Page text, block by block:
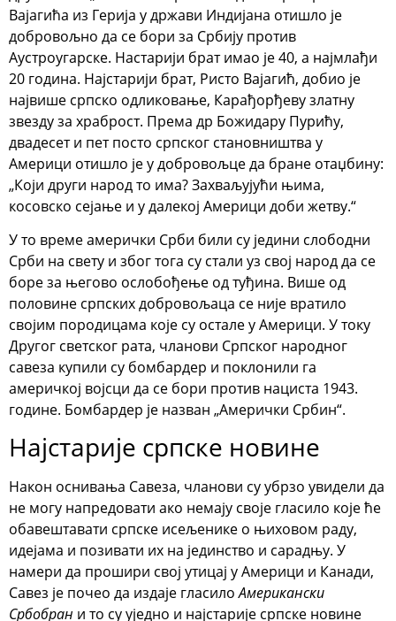
Вајагића из Герија у држави Индијана отишло је
добровољно да се бори за Србију против
Аустроугарске. Настарији брат имао је 40, а најмлађи
20 година. Најстарији брат, Ристо Вајагић, добио је
највише српско одликовање, Карађорђеву златну
звезду за храброст. Према др Божидару Пурићу,
двадесет и пет посто српског становништва у
Америци отишло је у добровољце да бране отаџбину:
„Који други народ то има? Захваљујући њима,
косовско сејање и у далекој Америци доби жетву.“
У то време амерички Срби били су једини слободни
Срби на свету и због тога су стали уз свој народ да се
боре за његово ослобођење од туђина. Више од
половине српских добровољаца се није вратило
својим породицама које су остале у Америци. У току
Другог светског рата, чланови Српског народног
савеза купили су бомбардер и поклонили га
америчкој војсци да се бори против нациста 1943.
године. Бомбардер је назван „Амерички Србин“.
Најстарије српске новине
Након оснивања Савеза, чланови су убрзо увидели да
не могу напредовати ако немају своје гласило које ће
обавештавати српске исељенике о њиховом раду,
идејама и позивати их на јединство и сарадњу. У
намери да прошири свој утицај у Америци и Канади,
Савез је почео да издаје гласилоАмерикански
Србобран и то су уједно и најстарије српске новине